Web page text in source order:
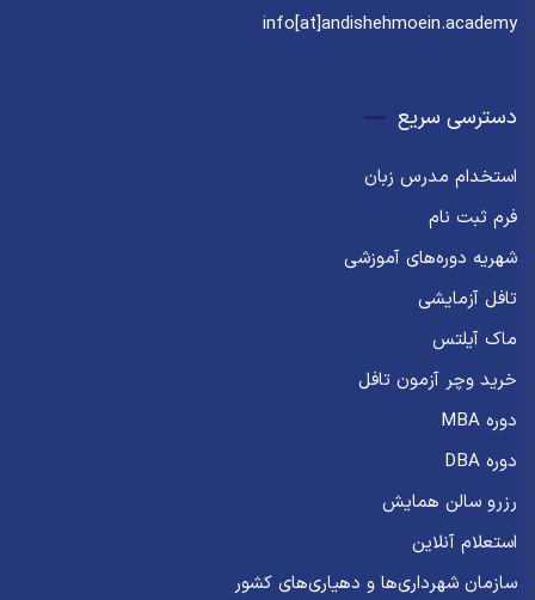
info[at]andishehmoein.academy
دسترسی سریع
استخدام مدرس زبان
فرم ثبت نام
شهریه دوره‌های آموزشی
تافل آزمایشی
ماک آیلتس
خرید وچر آزمون تافل
دوره MBA
دوره DBA
رزرو سالن همایش
استعلام آنلاین
سازمان شهرداری‌ها و دهیاری‌های کشور